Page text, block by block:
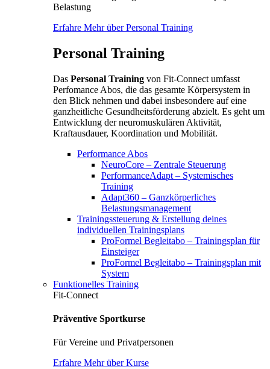
Belastung
Erfahre Mehr über Personal Training
Personal Training
Das Personal Training von Fit-Connect umfasst
Perfomance Abos, die das gesamte Körpersystem in
den Blick nehmen und dabei insbesondere auf eine
ganzheitliche Gesundheitsförderung abzielt. Es geht um
Entwicklung der neuromuskulären Aktivität,
Kraftausdauer, Koordination und Mobilität.
Performance Abos
NeuroCore – Zentrale Steuerung
PerformanceAdapt – Systemisches
Training
Adapt360 – Ganzkörperliches
Belastungsmanagement
Trainingssteuerung & Erstellung deines
individuellen Trainingsplans
ProFormel Begleitabo – Trainingsplan für
Einsteiger
ProFormel Begleitabo – Trainingsplan mit
System
Funktionelles Training
Fit-Connect
Präventive Sportkurse
Für Vereine und Privatpersonen
Erfahre Mehr über Kurse